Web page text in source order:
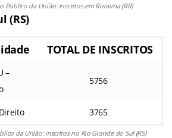
Público da União: inscritos em Roraima (RR)
(RS)
TOTAL DE INSCRITOS
–
5756
3765
da União: inscritos no Rio Grande do Sul (RS)